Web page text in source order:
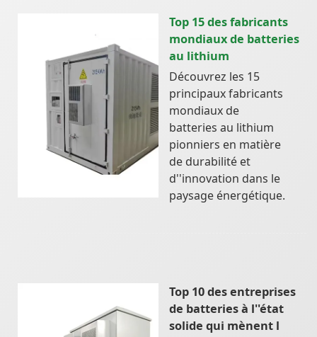
Top 15 des fabricants
mondiaux de batteries
au lithium
Découvrez les 15
principaux fabricants
mondiaux de
batteries au lithium
pionniers en matière
de durabilité et
d''innovation dans le
paysage énergétique.
Top 10 des entreprises
de batteries à l''état
solide qui mènent l